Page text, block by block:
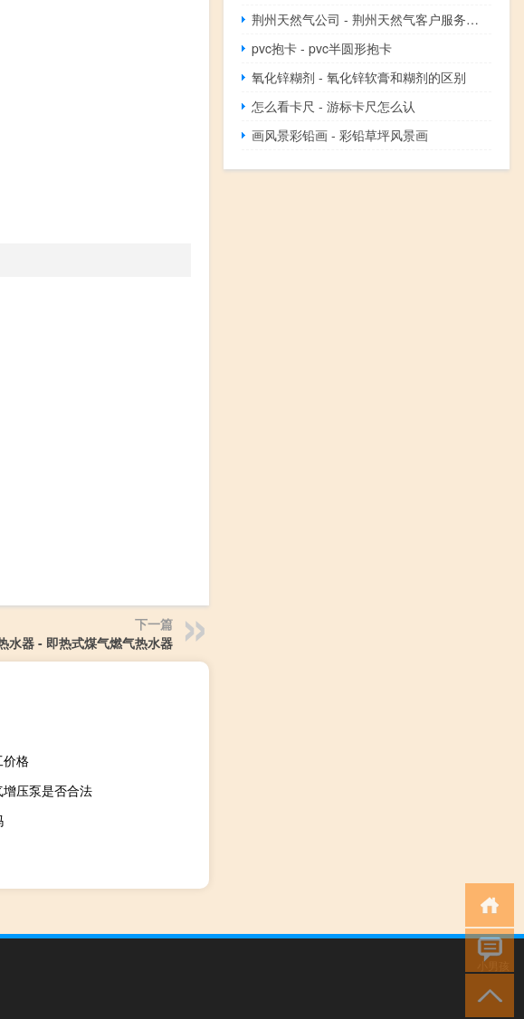
下一篇
水器 - 即热式煤气燃气热水器
价格
压泵是否合法
荆州天然气公司 - 荆州天然气客户服务中心
pvc抱卡 - pvc半圆形抱卡
氧化锌糊剂 - 氧化锌软膏和糊剂的区别
怎么看卡尺 - 游标卡尺怎么认
画风景彩铅画 - 彩铅草坪风景画
小男孩